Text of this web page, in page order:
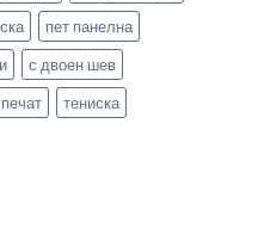
пет панелна
с двоен шев
тениска